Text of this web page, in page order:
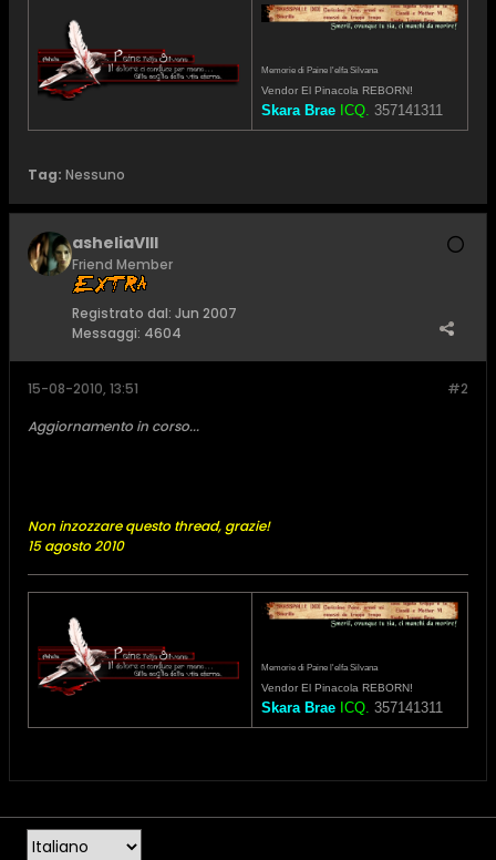
Memorie di Paine l'elfa Silvana
Vendor El Pinacola REBORN!
Skara Brae ICQ. 357141311
Tag: Nessuno
asheliaVIII
Friend Member
Registrato dal: Jun 2007
Messaggi: 4604
#2
15-08-2010, 13:51
Aggiornamento in corso...
Non inzozzare questo thread, grazie!
15 agosto 2010
Memorie di Paine l'elfa Silvana
Vendor El Pinacola REBORN!
Skara Brae ICQ. 357141311